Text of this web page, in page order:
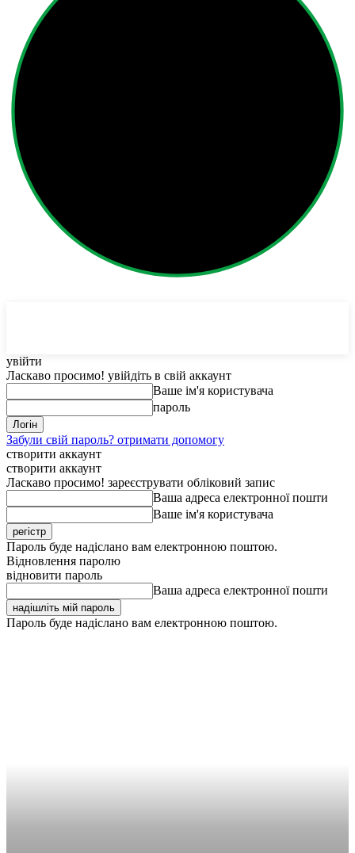
увійти
Ласкаво просимо! увійдіть в свій аккаунт
Ваше ім'я користувача
пароль
Забули свій пароль? отримати допомогу
створити аккаунт
створити аккаунт
Ласкаво просимо! зареєструвати обліковий запис
Ваша адреса електронної пошти
Ваше ім'я користувача
Пароль буде надіслано вам електронною поштою.
Відновлення паролю
відновити пароль
Ваша адреса електронної пошти
Пароль буде надіслано вам електронною поштою.